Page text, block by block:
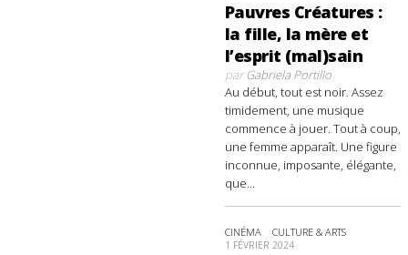
Pauvres Créatures :
la fille, la mère et
l’esprit (mal)sain
parGabriela Portillo
Au début, tout est noir. Assez
timidement, une musique
commence à jouer. Tout à coup,
une femme apparaît. Une figure
inconnue, imposante, élégante,
que...
CINÉMA CULTURE & ARTS
1 FÉVRIER 2024